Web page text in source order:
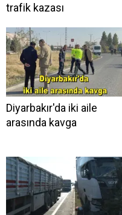
trafik kazası
Diyarbakır'da iki aile
arasında kavga